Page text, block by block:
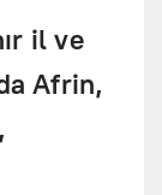
il ve
Afrin,